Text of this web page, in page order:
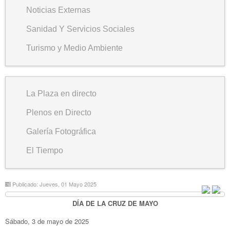
Noticias Externas
Sanidad Y Servicios Sociales
Turismo y Medio Ambiente
La Plaza en directo
Plenos en Directo
Galería Fotográfica
El Tiempo
Publicado: Jueves, 01 Mayo 2025
DÍA DE LA CRUZ DE MAYO
Sábado, 3 de mayo de 2025